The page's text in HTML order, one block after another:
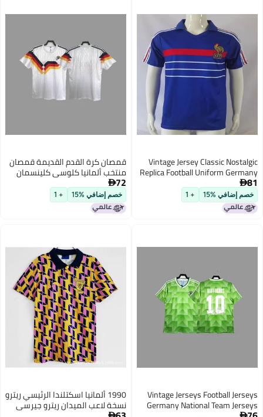
Vintage Jersey Classic Nostalgic
Replica Football Uniform Germany
France Team Uniform Mateus
Henri Zidane Jersey
81
خصم إضافي %15 + 1
قمصان كرة القدم القديمة قمصان
منتخب ألمانيا كلوسي كلينسمان
ماتيوس مولر
72
خصم إضافي %15 + 1
Vintage Jerseys Football Jerseys
Germany National Team Jerseys
1990 ألمانيا اسكتلندا الرئيسي ريترو
نسخة لاعب الميدان ريترو جيرسي